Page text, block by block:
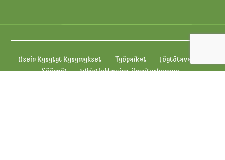
Usein Kysytyt Kysymykset Työpaikat
Löytötavarat
Säännöt
Whistleblowing-ilmoituskanava